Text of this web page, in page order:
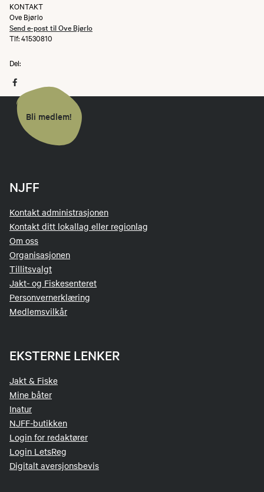
KONTAKT
Ove Bjørlo
Send e-post til Ove Bjørlo
Tlf: 41530810
Del:
Bli medlem!
NJFF
Kontakt administrasjonen
Kontakt ditt lokallag eller regionlag
Om oss
Organisasjonen
Tillitsvalgt
Jakt- og Fiskesenteret
Personvernerklæring
Medlemsvilkår
EKSTERNE LENKER
Jakt & Fiske
Mine båter
Inatur
NJFF-butikken
Login for redaktører
Login LetsReg
Digitalt aversjonsbevis